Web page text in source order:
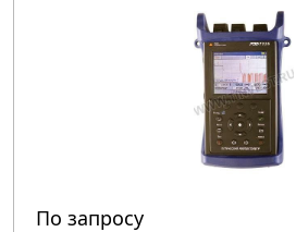
По запросу